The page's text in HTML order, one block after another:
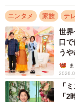
エンタメ 家族 テ
世
口
う
ん】
「
「